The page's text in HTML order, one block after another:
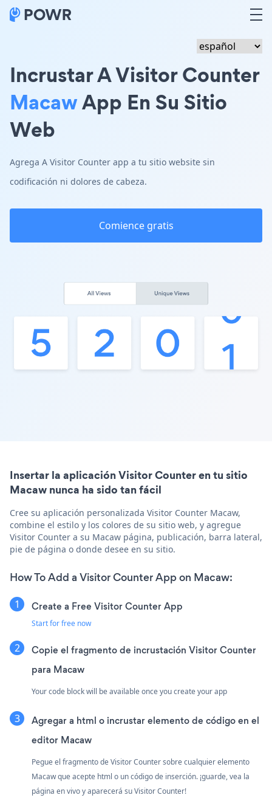
Incrustar A Visitor Counter
MacawApp En Su Sitio
Web
Agrega A Visitor Counter app a tu sitio website sin
codificación ni dolores de cabeza.
Comience gratis
Insertar la aplicación Visitor Counter en tu sitio
Macaw nunca ha sido tan fácil
Cree su aplicación personalizada Visitor Counter Macaw,
combine el estilo y los colores de su sitio web, y agregue
Visitor Counter a su Macaw página, publicación, barra lateral,
pie de página o donde desee en su sitio.
How To Add a Visitor Counter App on Macaw:
Create a Free Visitor Counter App
Start for free now
Copie el fragmento de incrustación Visitor Counter
para Macaw
Your code block will be available once you create your app
Agregar a html o incrustar elemento de código en el
editor Macaw
Pegue el fragmento de Visitor Counter sobre cualquier elemento
Macaw que acepte html o un código de inserción. ¡guarde, vea la
página en vivo y aparecerá su Visitor Counter!